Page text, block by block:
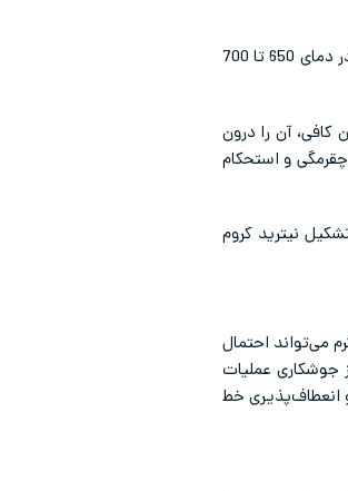
: استیل 410 را می‌توان در دمای 815 تا 900 درجه سانتی‌گراد آنیل کامل کرد. خنک کاری آن نیز در کوره و به آهستگی صورت می‌گیرد. در دمای 650 تا 700
داد و پس از مدت زمان کافی، آن را درون
و استحکام
نیترید کروم
می‌تواند احتمال
که قطعه پس از جوشکاری عملیات
چقرمگی و انعطاف‌پذیری خط